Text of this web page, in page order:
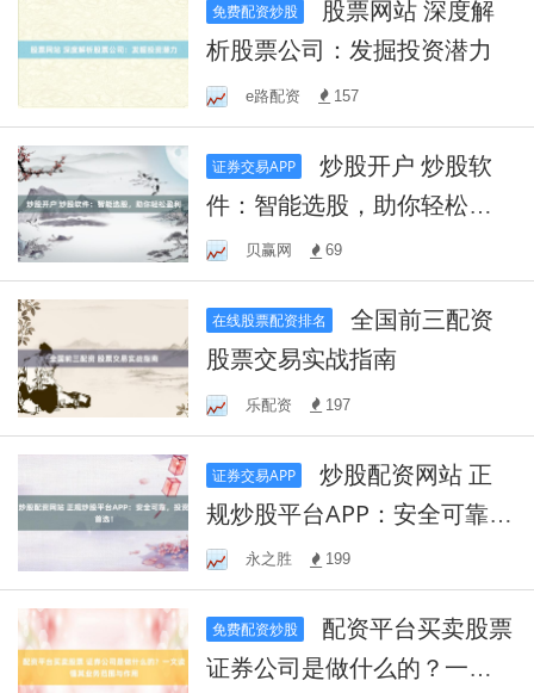
免费配资炒股
析股票公司：发掘投资潜力
e路配资 157
证券交易APP
炒股开户 炒股软
件：智能选股，助你轻松盈
利
贝赢网 69
在线股票配资排名
全国前三配资
股票交易实战指南
乐配资 197
证券交易APP
炒股配资网站 正
规炒股平台APP：安全可靠，
投资首选！
永之胜 199
免费配资炒股
证券公司是做什么的？一文